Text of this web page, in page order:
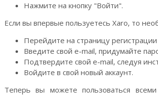
Нажмите на кнопку "Войти".
Если вы впервые пользуетесь Xaro, то
Перейдите на страницу
Введите свой e-mail, придумайте
Подтвердите свой e-mail, следуя
Войдите в свой новый аккаунт.
Теперь вы можете пользоваться